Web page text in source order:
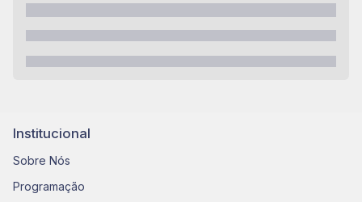
Institucional
Sobre Nós
Programação